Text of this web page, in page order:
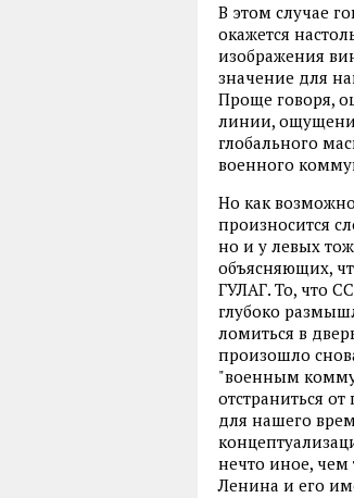
В этом случае
окажется
изображения
значение для
Проще говоря,
линии,
глобального
военного
Но как
произносится
но и у левых
объясняющих,
ГУЛАГ. То, что
глубоко
ломиться в
произошло
"военным
отстраниться
для нашего
нечто иное, чем
Ленина и его